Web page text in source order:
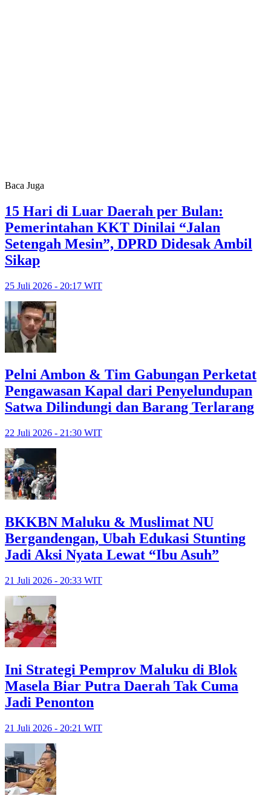
Baca Juga
15 Hari di Luar Daerah per Bulan:
Pemerintahan KKT Dinilai “Jalan
Setengah Mesin”, DPRD Didesak Ambil
Sikap
25 Juli 2026 - 20:17 WIT
Pelni Ambon & Tim Gabungan Perketat
Pengawasan Kapal dari Penyelundupan
Satwa Dilindungi dan Barang Terlarang
22 Juli 2026 - 21:30 WIT
BKKBN Maluku & Muslimat NU
Bergandengan, Ubah Edukasi Stunting
Jadi Aksi Nyata Lewat “Ibu Asuh”
21 Juli 2026 - 20:33 WIT
Ini Strategi Pemprov Maluku di Blok
Masela Biar Putra Daerah Tak Cuma
Jadi Penonton
21 Juli 2026 - 20:21 WIT